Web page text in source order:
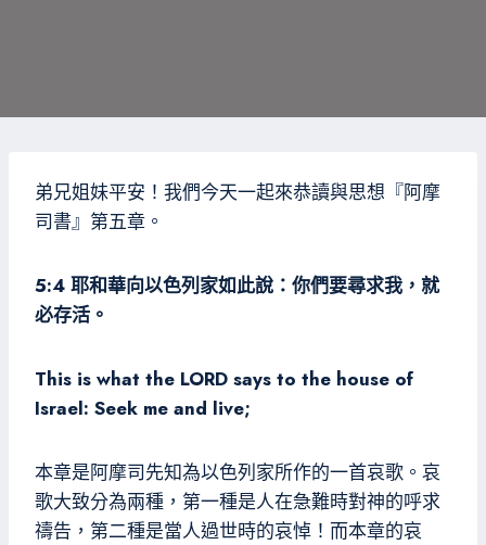
弟兄姐妹平安！我們今天一起來恭讀與思想『阿摩
司書』第五章。
5:4 耶和華向以色列家如此說：你們要尋求我，就
必存活。
This is what the LORD says to the house of
Israel: Seek me and live;
本章是阿摩司先知為以色列家所作的一首哀歌。哀
歌大致分為兩種，第一種是人在急難時對神的呼求
禱告，第二種是當人過世時的哀悼！而本章的哀